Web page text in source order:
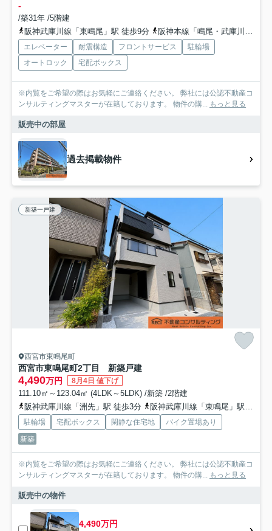
-
/築31年 /5階建
阪神武庫川線「東鳴尾」駅 徒歩9分
阪神本線「鳴尾・武庫川女子大前」駅 徒歩11分
エレベーター 耐震構造 フロントサービス
駐輪場
オートロック
宅配ボックス
※内覧をご希望の際はお気軽にご連絡ください。 弊社には公認不動産コ
ンサルティングマスターが在籍しております。 物件の購... もっと見る
販売中の部屋
過去掲載物件
新築一戸建
西宮市東鳴尾町
西宮市東鳴尾町2丁目 新築戸建
4,490万円 8月4日 値下げ
111.10㎡～123.04㎡ (4LDK～5LDK) /新築 /2階建
阪神武庫川線「洲先」駅 徒歩3分
阪神武庫川線「東鳴尾」駅 徒歩7分
駐輪場 宅配ボックス 閑静な住宅地
バイク置場あり
新築
※内覧をご希望の際はお気軽にご連絡ください。 弊社には公認不動産コ
ンサルティングマスターが在籍しております。 物件の購... もっと見る
販売中の物件
4,490万円